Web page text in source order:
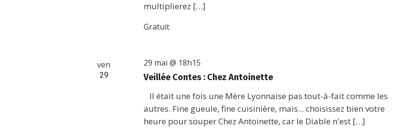
multiplierez […]
Gratuit
ven
29 Veillée Contes : Chez Antoinette
29 mai @ 18h15
Il était une fois une Mère Lyonnaise pas tout-à-fait comme les
autres. Fine gueule, fine cuisinière, mais... choisissez bien votre
heure pour souper Chez Antoinette, car le Diable n'est […]